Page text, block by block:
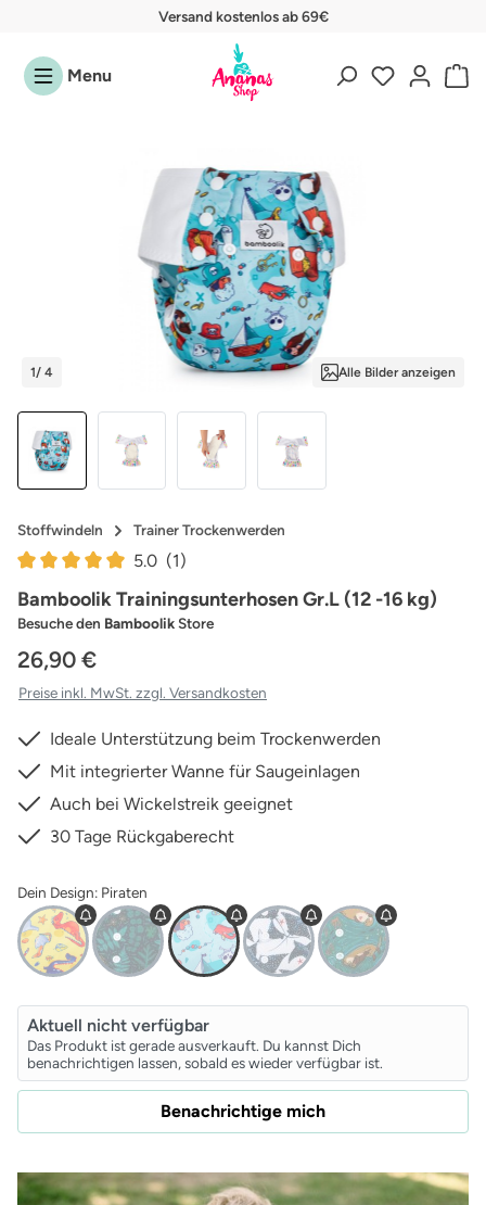
Zum Hauptinhalt springenVersand kostenlos ab 69€
Menu
1/ 4 Alle Bilder anzeigen
Stoffwindeln Trainer Trockenwerden
5.0 (1)
Bamboolik Trainingsunterhosen Gr.L (12 -16 kg)
Besuche den BamboolikStore
26,90 €
Preise inkl. MwSt. zzgl. Versandkosten
Ideale Unterstützung beim Trockenwerden
Mit integrierter Wanne für Saugeinlagen
Auch bei Wickelstreik geeignet
30 Tage Rückgaberecht
Dein Design: Piraten
Aktuell nicht verfügbar
Das Produkt ist gerade ausverkauft. Du kannst Dich
benachrichtigen lassen, sobald es wieder verfügbar ist.
Benachrichtige mich